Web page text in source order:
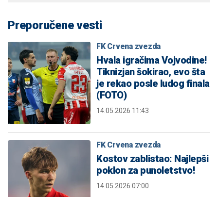
Preporučene vesti
FK Crvena zvezda
Hvala igračima Vojvodine!
Tiknizjan šokirao, evo šta
je rekao posle ludog finala
(FOTO)
14.05.2026 11:43
FK Crvena zvezda
Kostov zablistao: Najlepši
poklon za punoletstvo!
14.05.2026 07:00